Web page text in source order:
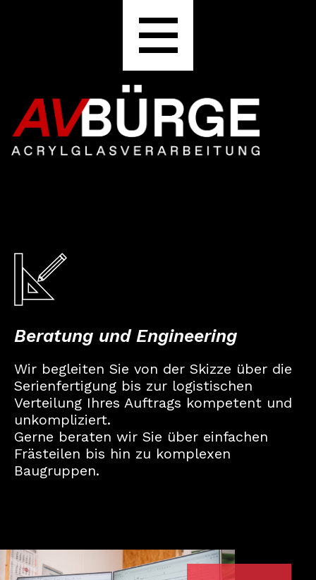
Beratung und Engineering
Wir begleiten Sie von der Skizze über die
Serienfertigung bis zur logistischen
Verteilung Ihres Auftrags kompetent und
unkompliziert.
Gerne beraten wir Sie über einfachen
Frästeilen bis hin zu komplexen
Baugruppen.